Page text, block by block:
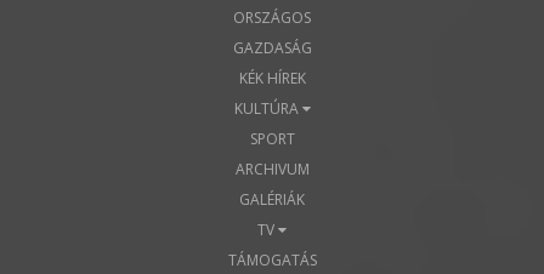
ORSZÁGOS
GAZDASÁG
KÉK HÍREK
KULTÚRA
SPORT
ARCHIVUM
GALÉRIÁK
TV
TÁMOGATÁS